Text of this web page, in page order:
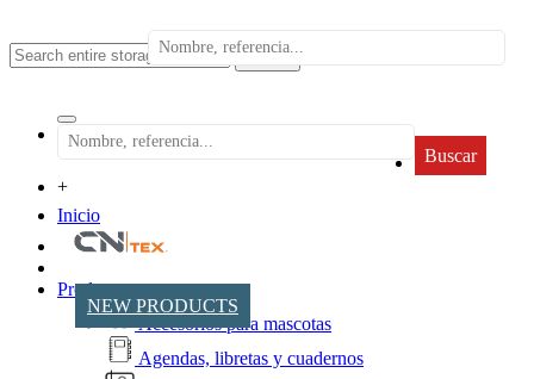
search
Buscar
+
Inicio
NEW PRODUCTS
Productos
Accesorios para mascotas
Agendas, libretas y cuadernos